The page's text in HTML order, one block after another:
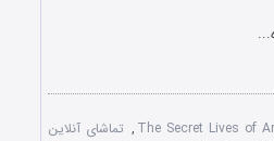
The Secret Lives of
, تماشای آنلاین